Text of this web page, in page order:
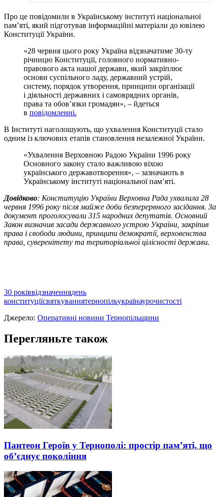
Про це повідомили в Українському інституті національної
пам’яті, який підготував інформаційні матеріали до ювілею
Конституції України.
«28 червня цього року Україна відзначатиме 30-ту
річницю Конституції, головного нормативно-
правового акта нашої держави, який закріплює
основи суспільного ладу, державний устрій,
систему, порядок утворення, принципи організації
і діяльності державних і самоврядних органів,
права та обов’язки громадян», – йдеться
в повідомленні.
В Інституті наголошують, що ухвалення Конституції стало
одним із ключових етапів становлення незалежної України.
«Ухвалення Верховною Радою України 1996 року
Основного закону стало важливою віхою
українського державотворення», – зазначають в
Українському інституті національної пам’яті.
Довідково: Конституцію України Верховна Рада ухвалила 28
червня 1996 року після майже доби безперервного засідання. За
документ проголосували 315 народних депутатів. Основний
Закон визначив засади державного устрою України, закріпив
права і свободи людини, принципи демократії, верховенства
права, суверенітету та територіальної цілісності держави.
30 роківвідзначеннядень
конституціїсвяткуваннятернопільукраїнаурочистості
Джерело: Оперативні новини Тернопільщини
Перегляньте також
Пантеон Героїв у Тернополі: простір пам’яті, що
об’єднує покоління